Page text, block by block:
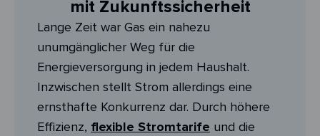
mit Zukunftssicherheit
Lange Zeit war Gas ein nahezu
unumgänglicher Weg für die
Energieversorgung in jedem Haushalt.
Inzwischen stellt Strom allerdings eine
ernsthafte Konkurrenz dar. Durch höhere
Effizienz, flexible Stromtarife und die